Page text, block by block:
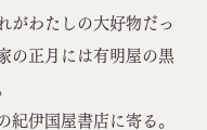
がわたしの大好物だっ
の正月には有明屋の黒
伊国屋書店に寄る。